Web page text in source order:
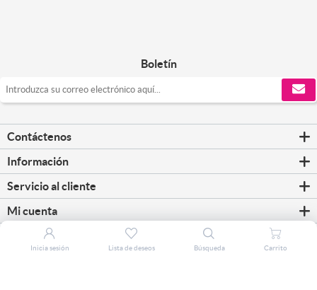
Boletín
Contáctenos
Información
Servicio al cliente
Mi cuenta
Inicia sesión Lista de deseos Búsqueda Carrito